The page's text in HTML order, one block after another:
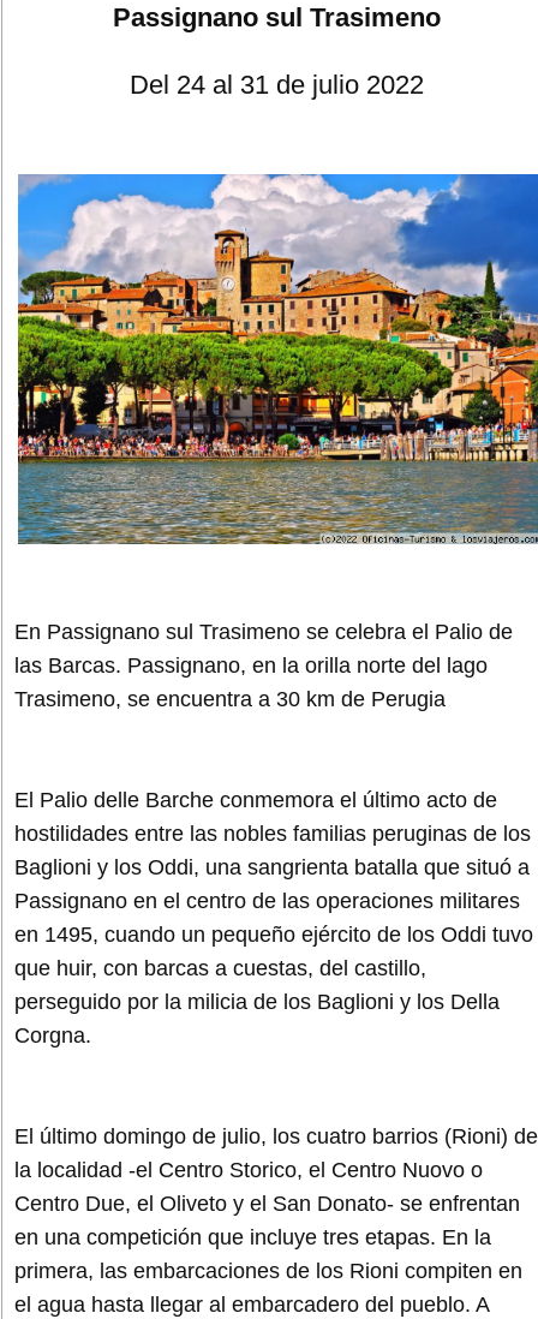
Passignano sul Trasimeno
Del 24 al 31 de julio 2022
En Passignano sul Trasimeno se celebra el Palio de
las Barcas. Passignano, en la orilla norte del lago
Trasimeno, se encuentra a 30 km de Perugia
El Palio delle Barche conmemora el último acto de
hostilidades entre las nobles familias peruginas de los
Baglioni y los Oddi, una sangrienta batalla que situó a
Passignano en el centro de las operaciones militares
en 1495, cuando un pequeño ejército de los Oddi tuvo
que huir, con barcas a cuestas, del castillo,
perseguido por la milicia de los Baglioni y los Della
Corgna.
El último domingo de julio, los cuatro barrios (Rioni) de
la localidad -el Centro Storico, el Centro Nuovo o
Centro Due, el Oliveto y el San Donato- se enfrentan
en una competición que incluye tres etapas. En la
primera, las embarcaciones de los Rioni compiten en
el agua hasta llegar al embarcadero del pueblo. A